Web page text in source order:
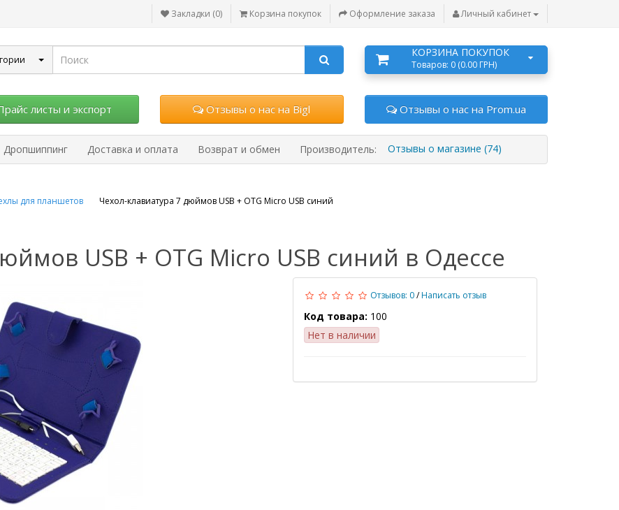
Закладки (0) Корзина покупок Оформление заказа Личный кабинет
КОРЗИНА ПОКУПОК
Товаров: 0 (0.00 ГРН)
листы и экспорт Отзывы о нас на Bigl Отзывы о нас на Prom.ua
Дропшиппинг Доставка и оплата Возврат и обмен Производитель: Отзывы о магазине (74)
для планшетов Чехол-клавиатура 7 дюймов USB + OTG Micro USB синий
USB + OTG Micro USB синий в Одессе
Отзывов: 0/Написать отзыв
Код товара: 100
Нет в наличии